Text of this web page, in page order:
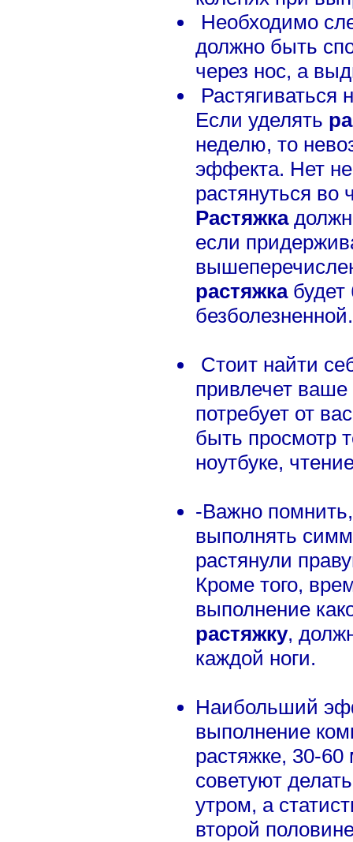
Необходимо
должно быть
через нос, а
Растягиваться
Если уделять
неделю, то
эффекта. Нет
растянуться во
Растяжка
если
растяжкабудет
безболезненной.
Стоит найти
привлечет
потребует от
быть просмотр
ноутбуке,
-Важно
выполнять
растянули
Кроме того,
выполнение
растяжку,
каждой ноги.
Наибольший
выполнение
растяжке, 30-
советуют
утром, а
второй